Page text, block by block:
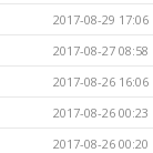
2017-08-29 17:06
2017-08-27 08:58
2017-08-26 16:06
2017-08-26 00:23
2017-08-26 00:20